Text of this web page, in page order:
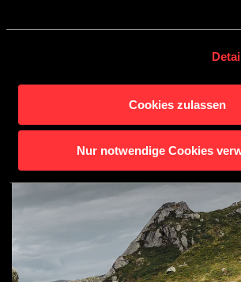
Cookies zulassen
Nur notwendige Cookies